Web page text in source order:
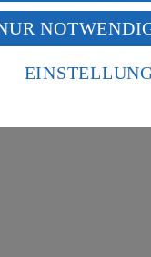
klickst, willigst du
in den USA verarbeitet
Standards nicht
US-amerikanische